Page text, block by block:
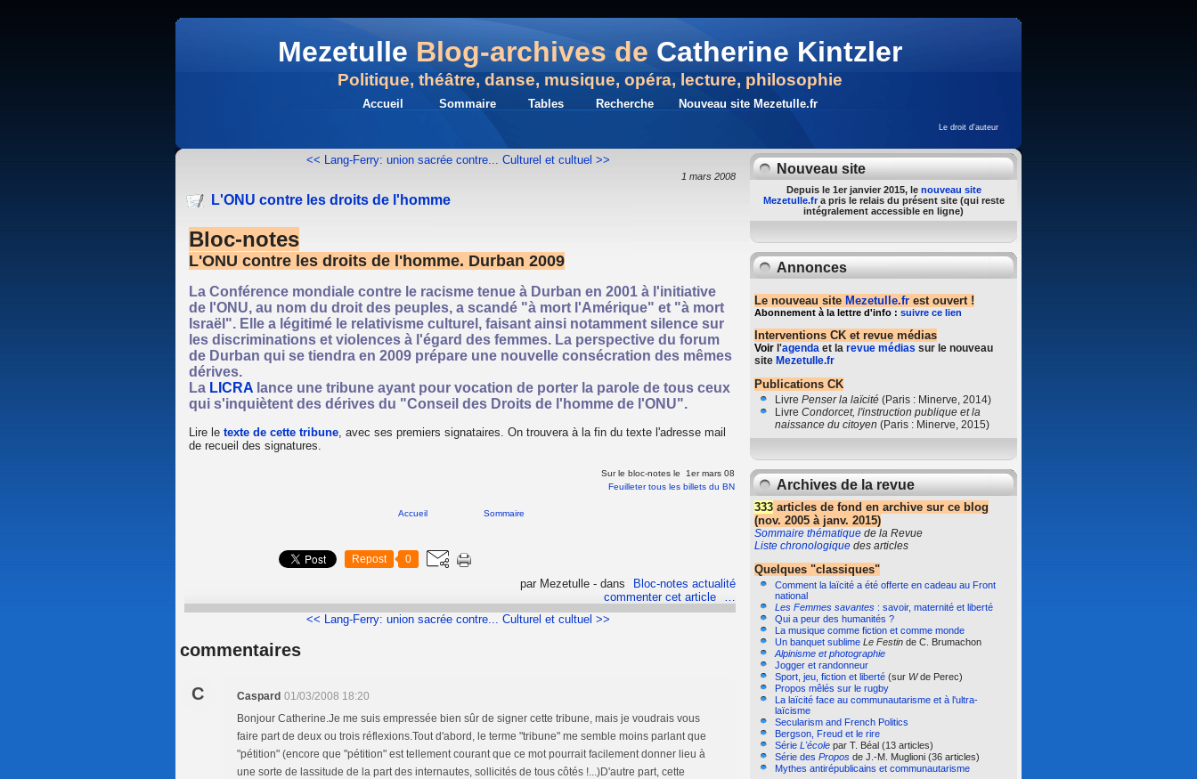
Mezetulle Blog-archives de Catherine Kintzler
Politique, théâtre, danse, musique, opéra, lecture, philosophie
Accueil Sommaire Tables Recherche Nouveau site Mezetulle.fr
Le droit d'auteur
<< Lang-Ferry: union sacrée contre... Culturel et cultuel >>
1 mars 2008
L'ONU contre les droits de l'homme
Bloc-notes
L'ONU contre les droits de l'homme. Durban 2009
La Conférence mondiale contre le racisme tenue à Durban en 2001 à l'initiative
de l'ONU, au nom du droit des peuples, a scandé "à mort l'Amérique" et "à mort
Israël". Elle a légitimé le relativisme culturel, faisant ainsi notamment silence sur
les discriminations et violences à l'égard des femmes. La perspective du forum
de Durban qui se tiendra en 2009 prépare une nouvelle consécration des mêmes
dérives.
La LICRA lance une tribune ayant pour vocation de porter la parole de tous ceux
qui s'inquiètent des dérives du "Conseil des Droits de l'homme de l'ONU".
Lire le texte de cette tribune , avec ses premiers signataires. On trouvera à la fin du texte l'adresse mail
de recueil des signatures.
Sur le bloc-notes le 1er mars 08
Feuilleter tous les billets du BN
Accueil Sommaire
Repost 0
par Mezetulle -dans
Bloc-notes actualité
commenter cet article
<< Lang-Ferry: union sacrée contre...
Culturel et cultuel >>
commentaires
C Caspard 01/03/2008 18:20
Bonjour Catherine.Je me suis empressée bien sûr de signer cette tribune, mais je voudrais vous
faire part de deux ou trois réflexions.Tout d'abord, le terme "tribune" me semble moins parlant que
"pétition" (encore que "pétition" est tellement courant que ce mot pourrait facilement donner lieu à
une sorte de lassitude de la part des internautes, sollicités de tous côtés !...)D'autre part, cette
Nouveau site
Depuis le 1er janvier 2015, le nouveau site
Mezetulle.fra pris le relais du présent site (qui reste
intégralement accessible en ligne)
Annonces
Le nouveau site Mezetulle.fr est ouvert !
Abonnement à la lettre d'info : suivre ce lien
Interventions CK et revue médias
Voir l'agenda et la revue médias sur le nouveau
site Mezetulle.fr
Publications CK
Livre Penser la laïcité (Paris : Minerve, 2014)
Livre Condorcet, l'instruction publique et la
naissance du citoyen (Paris : Minerve, 2015)
Archives de la revue
333 articles de fond en archive sur ce blog
(nov. 2005 à janv. 2015)
Sommaire thématique de la Revue
Liste chronologique des articles
Quelques "classiques"
Comment la laïcité a été offerte en cadeau au Front
national
Les Femmes savantes : savoir, maternité et liberté
Qui a peur des humanités ?
La musique comme fiction et comme monde
Un banquet sublime Le Festin de C. Brumachon
Alpinisme et photographie
Jogger et randonneur
Sport, jeu, fiction et liberté (sur Wde Perec)
Propos mêlés sur le rugby
La laïcité face au communautarisme et à l'ultra-
laïcisme
Secularism and French Politics
Bergson, Freud et le rire
Série L'école par T. Béal (13 articles)
Série des Propos de J.-M. Muglioni (36 articles)
Mythes antirépublicains et communautarisme